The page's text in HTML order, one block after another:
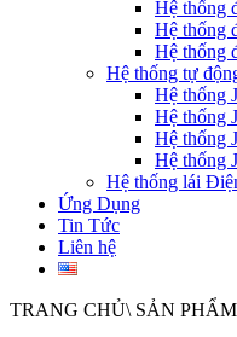
Hệ thống
Hệ thống
Hệ thống
Hệ thống tự
Hệ thống
Hệ thống
Hệ thống
Hệ thống
Hệ thống lái
Ứng Dụng
Tin Tức
Liên hệ
TRANG CHỦ\ SẢN PHẨM